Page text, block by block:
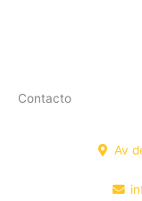
Contacto
Av